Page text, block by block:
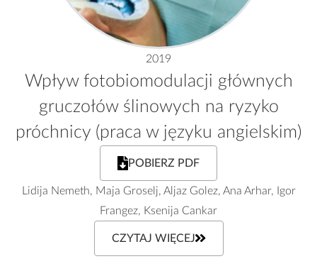
2019
Wpływ fotobiomodulacji głównych
gruczołów ślinowych na ryzyko
próchnicy (praca w języku angielskim)
POBIERZ PDF
Lidija Nemeth, Maja Groselj, Aljaz Golez, Ana Arhar, Igor
Frangez, Ksenija Cankar
CZYTAJ WIĘCEJ